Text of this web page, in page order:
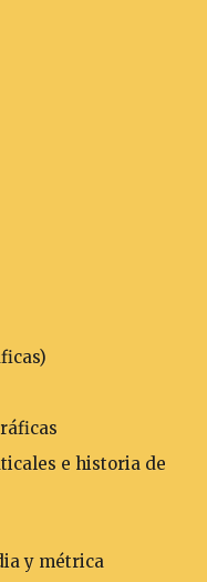
e historia de
y métrica